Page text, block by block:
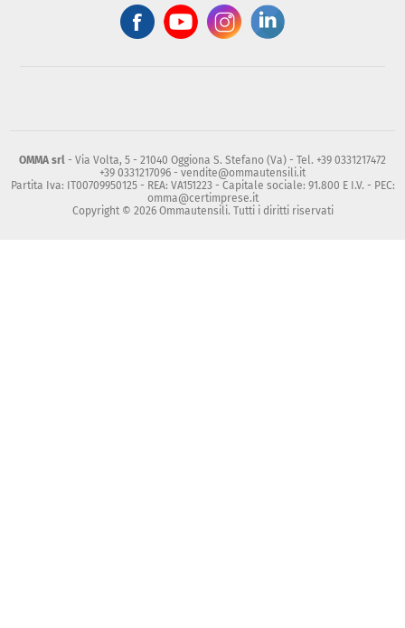
OMMA srl - Via Volta, 5 - 21040 Oggiona S. Stefano (Va) - Tel. +39 0331217472
+39 0331217096 - vendite@ommautensili.it
Partita Iva: IT00709950125 - REA: VA151223 - Capitale sociale: 91.800 E I.V. - PEC:
omma@certimprese.it
Copyright © 2026 Ommautensili. Tutti i diritti riservati